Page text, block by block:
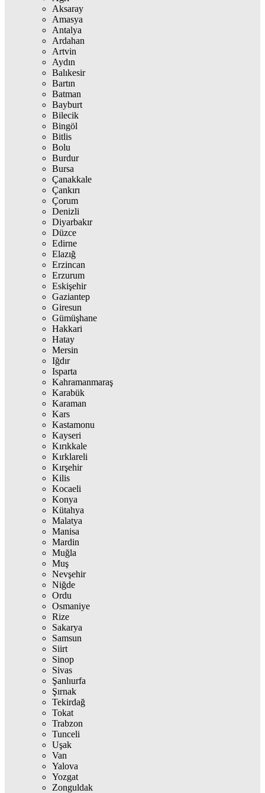
Aksaray
Amasya
Antalya
Ardahan
Artvin
Aydın
Balıkesir
Bartın
Batman
Bayburt
Bilecik
Bingöl
Bitlis
Bolu
Burdur
Bursa
Çanakkale
Çankırı
Çorum
Denizli
Diyarbakır
Düzce
Edirne
Elazığ
Erzincan
Erzurum
Eskişehir
Gaziantep
Giresun
Gümüşhane
Hakkari
Hatay
Mersin
Iğdır
Isparta
Kahramanmaraş
Karabük
Karaman
Kars
Kastamonu
Kayseri
Kırıkkale
Kırklareli
Kırşehir
Kilis
Kocaeli
Konya
Kütahya
Malatya
Manisa
Mardin
Muğla
Muş
Nevşehir
Niğde
Ordu
Osmaniye
Rize
Sakarya
Samsun
Siirt
Sinop
Sivas
Şanlıurfa
Şırnak
Tekirdağ
Tokat
Trabzon
Tunceli
Uşak
Van
Yalova
Yozgat
Zonguldak